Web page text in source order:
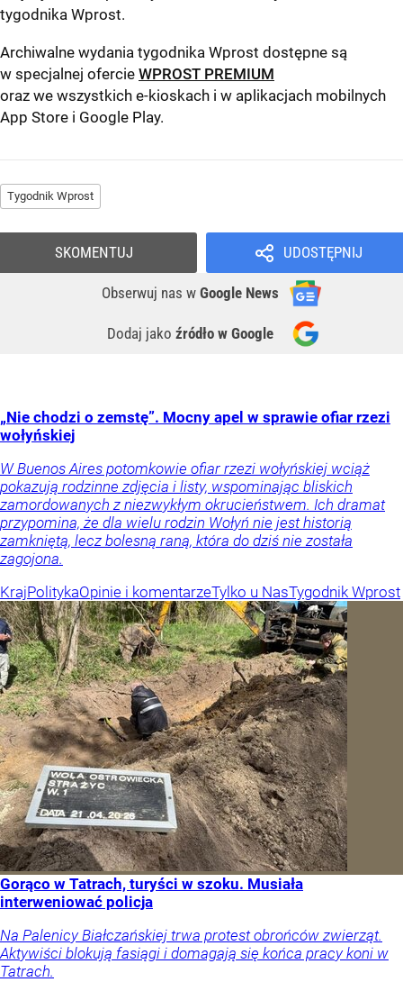
tygodnika Wprost.
Archiwalne wydania tygodnika Wprost dostępne są
w specjalnej ofercie WPROST PREMIUM
oraz we wszystkich e-kioskach i w aplikacjach mobilnych
App Store i Google Play.
Tygodnik Wprost
UDOSTĘPNIJ
Obserwuj nas w Google News
Dodaj jako źródło w Google
SKOMENTUJ
„Nie chodzi o zemstę”. Mocny apel w sprawie ofiar rzezi
wołyńskiej
W Buenos Aires potomkowie ofiar rzezi wołyńskiej wciąż
pokazują rodzinne zdjęcia i listy, wspominając bliskich
zamordowanych z niezwykłym okrucieństwem. Ich dramat
przypomina, że dla wielu rodzin Wołyń nie jest historią
zamkniętą, lecz bolesną raną, która do dziś nie została
zagojona.
KrajPolitykaOpinie i komentarzeTylko u NasTygodnik Wprost
Gorąco w Tatrach, turyści w szoku. Musiała
interweniować policja
Na Palenicy Białczańskiej trwa protest obrońców zwierząt.
Aktywiści blokują fasiągi i domagają się końca pracy koni w
Tatrach.